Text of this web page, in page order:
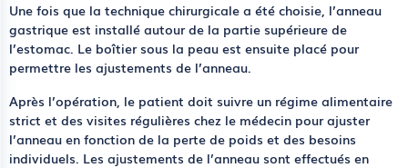
Une fois que la technique chirurgicale a été choisie, l’anneau
gastrique est installé autour de la partie supérieure de
l’estomac. Le boîtier sous la peau est ensuite placé pour
permettre les ajustements de l’anneau.
Après l’opération, le patient doit suivre un régime alimentaire
strict et des visites régulières chez le médecin pour ajuster
l’anneau en fonction de la perte de poids et des besoins
individuels. Les ajustements de l’anneau sont effectués en